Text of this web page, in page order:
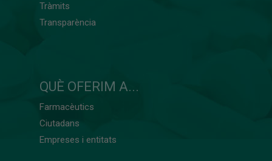
Tràmits
Transparència
QUÈ OFERIM A...
Farmacèutics
Ciutadans
Empreses i entitats